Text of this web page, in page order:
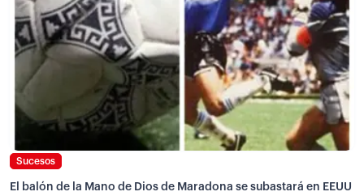
Sucesos
El balón de la Mano de Dios de Maradona se subastará en EEUU